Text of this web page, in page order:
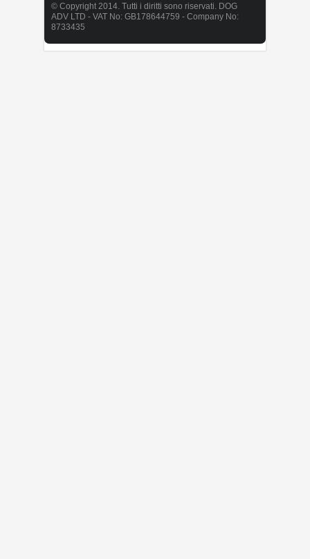
© Copyright 2014. Tutti i diritti sono riservati. DOG
ADV LTD - VAT No: GB178644759 - Company No:
8733435